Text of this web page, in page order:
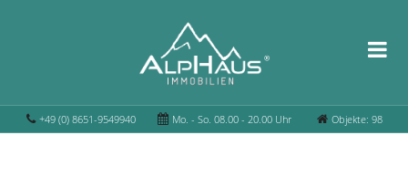
+49 (0) 8651-9549940 Mo. - So. 08.00 - 20.00 Uhr Objekte: 98